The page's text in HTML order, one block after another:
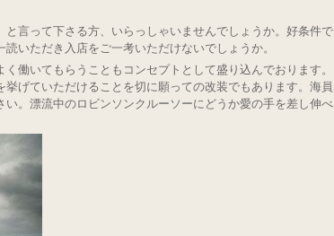
言って下さる方、いらっしゃいませんでしょうか。好条件で
いただき入店をご一考いただけないでしょうか。
働いてもらうこともコンセプトとして盛り込んでおります。
げていただけることを切に願っての改装でもあります。海員
。漂流中のロビンソンクルーソーにどうか愛の手を差し伸べ